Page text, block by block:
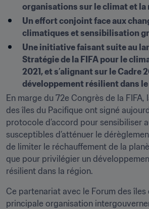
organisations sur le climat et la
Un effort conjoint face aux
climatiques et sensibilisation
Une initiative faisant suite au
Stratégie de la FIFA pour le
2021, et s’alignant sur le Cadre
développement résilient dans
En marge du 72e Congrès de la FIFA,
des îles du Pacifique ont signé
protocole d’accord pour sensibiliser
susceptibles d’atténuer le
de limiter le réchauffement de la
que pour privilégier un
résilient dans la région.
Ce partenariat avec le Forum des îles
principale organisation